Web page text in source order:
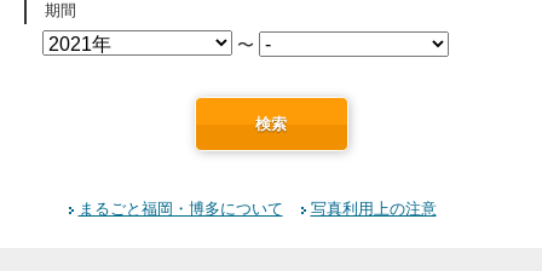
期間
〜
検索
まるごと福岡・博多について 写真利用上の注意